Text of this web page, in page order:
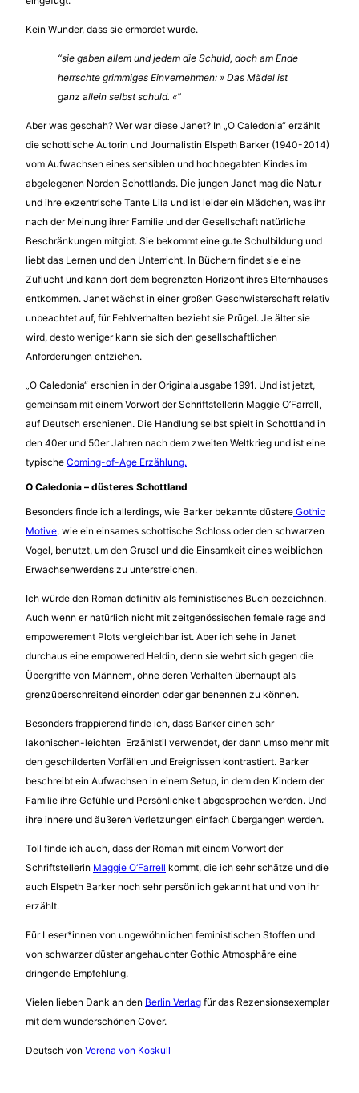
Kein Wunder, dass sie ermordet wurde.
“sie gaben allem und jedem die Schuld, doch am Ende
herrschte grimmiges Einvernehmen: » Das Mädel ist
ganz allein selbst schuld. «”
Aber was geschah? Wer war diese Janet? In „O Caledonia“ erzählt
die schottische Autorin und Journalistin Elspeth Barker (1940-2014)
vom Aufwachsen eines sensiblen und hochbegabten Kindes im
abgelegenen Norden Schottlands. Die jungen Janet mag die Natur
und ihre exzentrische Tante Lila und ist leider ein Mädchen, was ihr
nach der Meinung ihrer Familie und der Gesellschaft natürliche
Beschränkungen mitgibt. Sie bekommt eine gute Schulbildung und
liebt das Lernen und den Unterricht. In Büchern findet sie eine
Zuflucht und kann dort dem begrenzten Horizont ihres Elternhauses
entkommen. Janet wächst in einer großen Geschwisterschaft relativ
unbeachtet auf, für Fehlverhalten bezieht sie Prügel. Je älter sie
wird, desto weniger kann sie sich den gesellschaftlichen
Anforderungen entziehen.
„O Caledonia“ erschien in der Originalausgabe 1991. Und ist jetzt,
gemeinsam mit einem Vorwort der Schriftstellerin Maggie O’Farrell,
auf Deutsch erschienen. Die Handlung selbst spielt in Schottland in
den 40er und 50er Jahren nach dem zweiten Weltkrieg und ist eine
typische Coming-of-Age Erzählung.
O Caledonia – düsteres Schottland
Besonders finde ich allerdings, wie Barker bekannte düstere Gothic
Motive, wie ein einsames schottische Schloss oder den schwarzen
Vogel, benutzt, um den Grusel und die Einsamkeit eines weiblichen
Erwachsenwerdens zu unterstreichen.
Ich würde den Roman definitiv als feministisches Buch bezeichnen.
Auch wenn er natürlich nicht mit zeitgenössischen female rage and
empowerement Plots vergleichbar ist. Aber ich sehe in Janet
durchaus eine empowered Heldin, denn sie wehrt sich gegen die
Übergriffe von Männern, ohne deren Verhalten überhaupt als
grenzüberschreitend einorden oder gar benennen zu können.
Besonders frappierend finde ich, dass Barker einen sehr
lakonischen-leichten Erzählstil verwendet, der dann umso mehr mit
den geschilderten Vorfällen und Ereignissen kontrastiert. Barker
beschreibt ein Aufwachsen in einem Setup, in dem den Kindern der
Familie ihre Gefühle und Persönlichkeit abgesprochen werden. Und
ihre innere und äußeren Verletzungen einfach übergangen werden.
Toll finde ich auch, dass der Roman mit einem Vorwort der
Schriftstellerin Maggie O‘Farrell kommt, die ich sehr schätze und die
auch Elspeth Barker noch sehr persönlich gekannt hat und von ihr
erzählt.
Für Leser*innen von ungewöhnlichen feministischen Stoffen und
von schwarzer düster angehauchter Gothic Atmosphäre eine
dringende Empfehlung.
Vielen lieben Dank an den Berlin Verlag für das Rezensionsexemplar
mit dem wunderschönen Cover.
Deutsch von Verena von Koskull